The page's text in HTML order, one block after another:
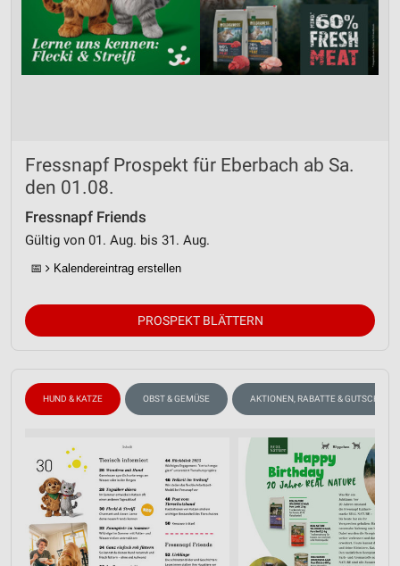
Fressnapf Prospekt für Eberbach ab Sa.
den 01.08.
Fressnapf Friends
Gültig von 01. Aug. bis 31. Aug.
📅 Kalendereintrag erstellen
PROSPEKT BLÄTTERN
HUND & KATZE OBST & GEMÜSE AKTIONEN, RABATTE & GUTSCHEINE